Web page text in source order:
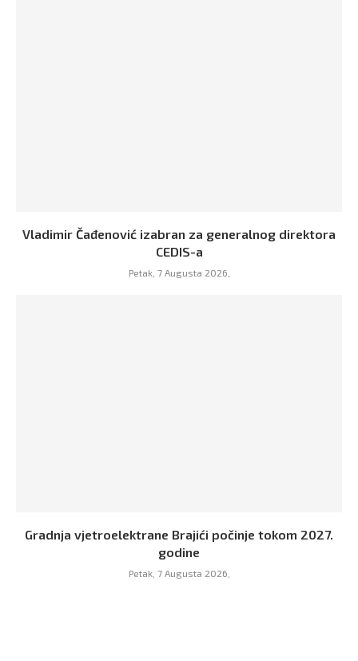
Vladimir Čađenović izabran za generalnog direktora
CEDIS-a
Petak, 7 Augusta 2026,
Gradnja vjetroelektrane Brajići počinje tokom 2027.
godine
Petak, 7 Augusta 2026,